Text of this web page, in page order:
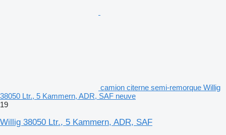
camion citerne semi-remorque Willig
38050 Ltr., 5 Kammern, ADR, SAF neuve
19
Willig 38050 Ltr., 5 Kammern, ADR, SAF